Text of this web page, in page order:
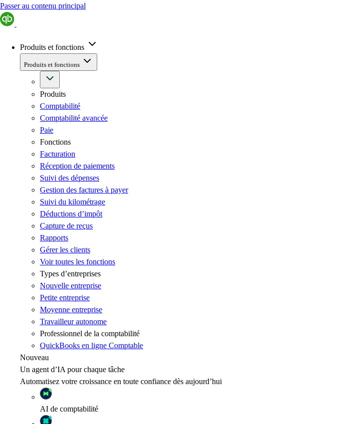
Passer au contenu principal
Produits et fonctions
Produits et fonctions
Produits
Comptabilité
Comptabilité avancée
Paie
Fonctions
Facturation
Réception de paiements
Suivi des dépenses
Gestion des factures à payer
Suivi du kilométrage
Déductions d’impôt
Capture de reçus
Rapports
Gérer les clients
Voir toutes les fonctions
Types d’entreprises
Nouvelle entreprise
Petite entreprise
Moyenne entreprise
Travailleur autonome
Professionnel de la comptabilité
QuickBooks en ligne Comptable
Nouveau
Un agent d’IA pour chaque tâche
Automatisez votre croissance en toute confiance dès aujourd’hui
AI de comptabilité